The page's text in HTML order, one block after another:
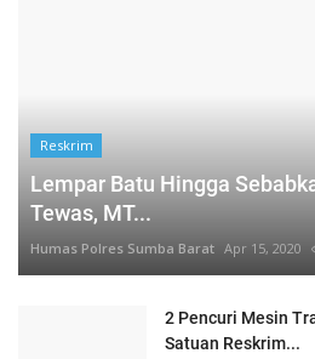
Reskrim
Lempar Batu Hingga
Tewas, MT...
Humas Polres Sumba Barat Apr 15, 2020
2 Pencuri Mesin
Satuan Reskrim...